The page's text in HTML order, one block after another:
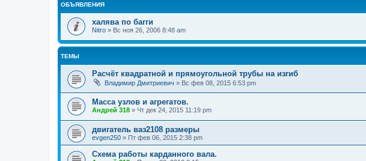
ОБЪЯВЛЕНИЯ
халява по багги
Nitro » Вс ноя 26, 2006 8:48 am
ТЕМЫ
Расчёт квадратной и прямоугольной трубы на изгиб
Владимир Дмитриевич » Вс фев 08, 2015 6:53 pm
Масса узлов и агрегатов.
Андрей 318 » Чт дек 24, 2015 11:19 pm
двигатель ваз2108 размеры
evgen250 » Пт фев 06, 2015 2:38 pm
Схема работы карданного вала.